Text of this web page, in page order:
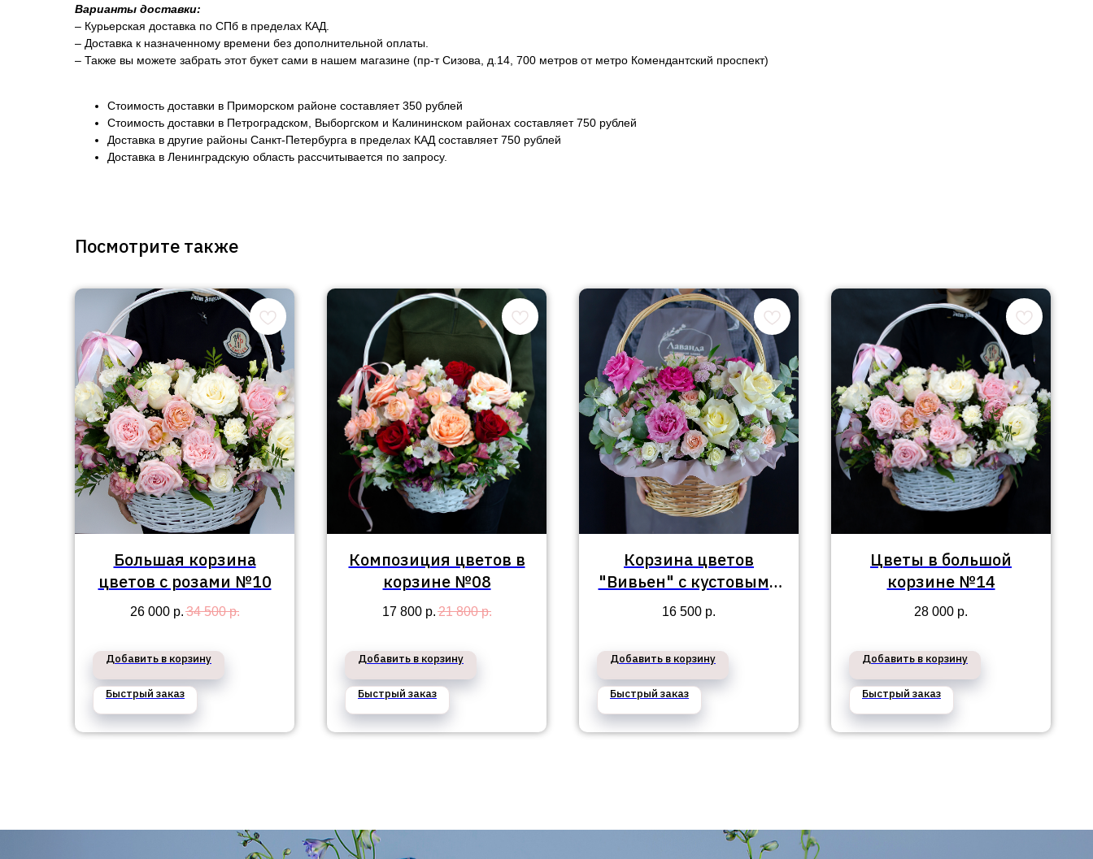
Варианты доставки:
– Курьерская доставка по СПб в пределах КАД.
– Доставка к назначенному времени без дополнительной оплаты.
– Также вы можете забрать этот букет сами в нашем магазине (пр-т Сизова, д.14, 700 метров от метро Комендантский проспект)
Стоимость доставки в Приморском районе составляет 350 рублей
Стоимость доставки в Петроградском, Выборгском и Калининском районах составляет 750 рублей
Доставка в другие районы Санкт-Петербурга в пределах КАД составляет 750 рублей
Доставка в Ленинградскую область рассчитывается по запросу.
Посмотрите также
Большая корзина
цветов с розами №10
26 000 р. 34 500 р.
Добавить в корзину
Быстрый заказ
Композиция цветов в
корзине №08
17 800 р. 21 800 р.
Добавить в корзину
Быстрый заказ
Корзина цветов
"Вивьен" с кустовыми
и пионовидными
розами
16 500 р.
Добавить в корзину
Быстрый заказ
Цветы в большой
корзине №14
28 000 р.
Добавить в корзину
Быстрый заказ